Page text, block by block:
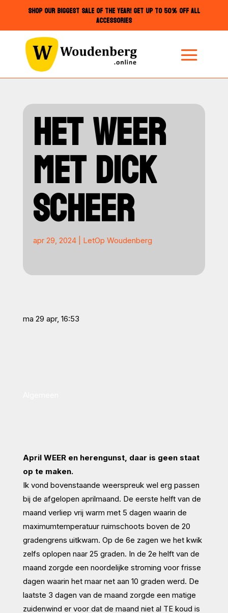
SHOP OUR BIGGEST SALE OF THE YEAR! GET UP TO 50% OFF ALL
ACCESSORIES
HET WEER
MET DICK
SCHEER
apr 29, 2024| LetOp Woudenberg
ma 29 apr, 16:53
April WEER en herengunst, daar is geen staat
op te maken.
Ik vond bovenstaande weerspreuk wel erg passen
bij de afgelopen aprilmaand. De eerste helft van de
maand verliep vrij warm met 5 dagen waarin de
maximumtemperatuur ruimschoots boven de 20
gradengrens uitkwam. Op de 6e zagen we het kwik
zelfs oplopen naar 25 graden. In de 2e helft van de
maand zorgde een noordelijke stroming voor frisse
dagen waarin het maar net aan 10 graden werd. De
laatste 3 dagen van de maand zorgde een matige
zuidenwind er voor dat de maand niet al TE koud is